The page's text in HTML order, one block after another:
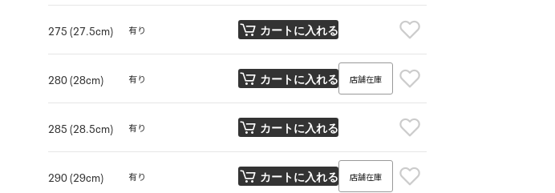
275 (27.5cm) 有り カートに入れる
280 (28cm) 有り カートに入れる 店舗在庫
285 (28.5cm) 有り カートに入れる
290 (29cm) 有り カートに入れる 店舗在庫